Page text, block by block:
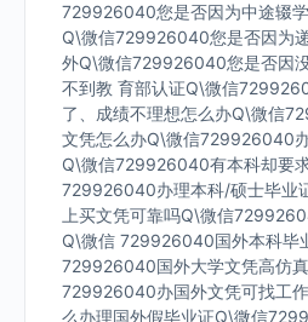
729926040您是否因为中途辍
Q\微信729926040您是否因为
外Q\微信729926040您是否因
不到教 育部认证Q\微信
了、成绩不理想怎么办Q\微信
文凭怎么办Q\微信729926040
Q\微信729926040有本科却要
729926040办理本科/硕士毕业
上买文凭可靠吗Q\微信
Q\微信 729926040国外本科毕
729926040国外大学文凭高仿
729926040办国外文凭可找工
么办理国外假毕业证Q\微信